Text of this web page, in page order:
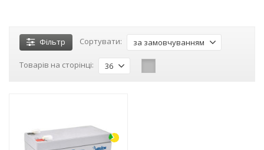
Фільтр Сортувати: за замовчуванням
Товарів на сторінці: 36